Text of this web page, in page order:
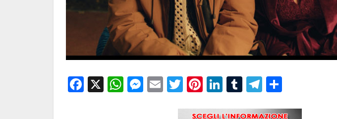
Facebook
X WhatsApp
Messenger
EmailTwitter
Pinterest
LinkedIn
TumblrTelegram